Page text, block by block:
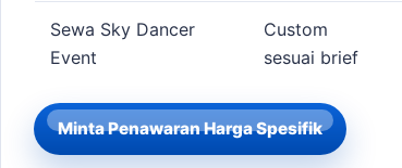
Sewa Sky Dancer
Event
Custom
sesuai brief
Minta Penawaran Harga Spesifik